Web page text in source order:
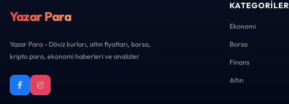
Yazar Para
Yazar Para - Döviz kurları, altın fiyatları, borsa,
kripto para, ekonomi haberleri ve analizler
KATEGORILER
Ekonomi
Borsa
Finans
Altın